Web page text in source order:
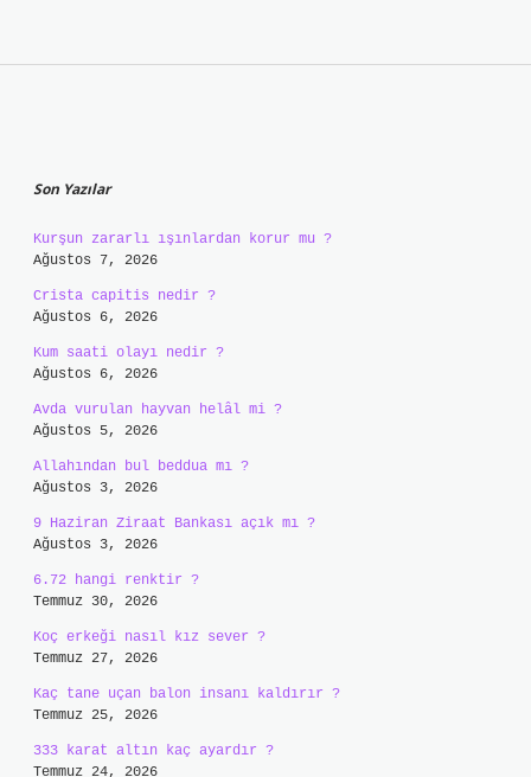
Son Yazılar
Kurşun zararlı ışınlardan korur mu ?
Ağustos 7, 2026
Crista capitis nedir ?
Ağustos 6, 2026
Kum saati olayı nedir ?
Ağustos 6, 2026
Avda vurulan hayvan helâl mi ?
Ağustos 5, 2026
Allahından bul beddua mı ?
Ağustos 3, 2026
9 Haziran Ziraat Bankası açık mı ?
Ağustos 3, 2026
6.72 hangi renktir ?
Temmuz 30, 2026
Koç erkeği nasıl kız sever ?
Temmuz 27, 2026
Kaç tane uçan balon insanı kaldırır ?
Temmuz 25, 2026
333 karat altın kaç ayardır ?
Temmuz 24, 2026